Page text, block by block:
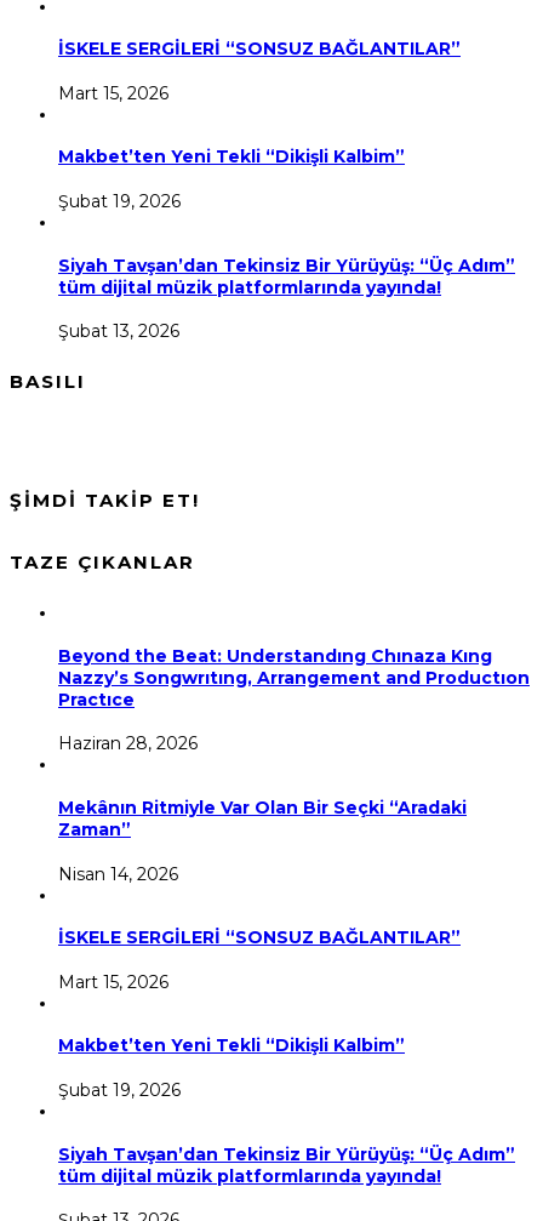
İSKELE SERGİLERİ “SONSUZ BAĞLANTILAR”
Mart 15, 2026
Makbet’ten Yeni Tekli “Dikişli Kalbim”
Şubat 19, 2026
Siyah Tavşan’dan Tekinsiz Bir Yürüyüş: “Üç Adım”
tüm dijital müzik platformlarında yayında!
Şubat 13, 2026
BASILI
ŞİMDİ TAKİP ET!
TAZE ÇIKANLAR
Beyond the Beat: Understandıng Chınaza Kıng
Nazzy’s Songwrıtıng, Arrangement and Productıon
Practıce
Haziran 28, 2026
Mekânın Ritmiyle Var Olan Bir Seçki “Aradaki
Zaman”
Nisan 14, 2026
İSKELE SERGİLERİ “SONSUZ BAĞLANTILAR”
Mart 15, 2026
Makbet’ten Yeni Tekli “Dikişli Kalbim”
Şubat 19, 2026
Siyah Tavşan’dan Tekinsiz Bir Yürüyüş: “Üç Adım”
tüm dijital müzik platformlarında yayında!